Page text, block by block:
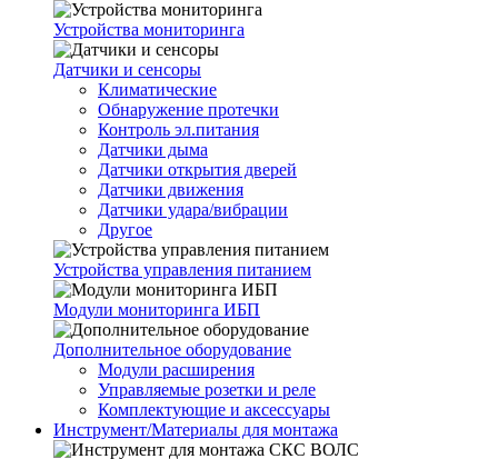
Устройства мониторинга
Датчики и сенсоры
Климатические
Обнаружение протечки
Контроль эл.питания
Датчики дыма
Датчики открытия дверей
Датчики движения
Датчики удара/вибрации
Другое
Устройства управления питанием
Модули мониторинга ИБП
Дополнительное оборудование
Модули расширения
Управляемые розетки и реле
Комплектующие и аксессуары
Инструмент/Материалы для монтажа